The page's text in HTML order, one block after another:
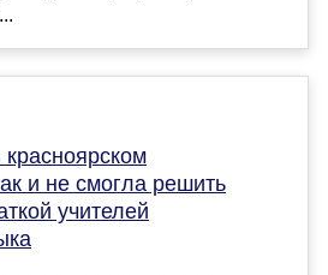
и не смогла решить
учителей